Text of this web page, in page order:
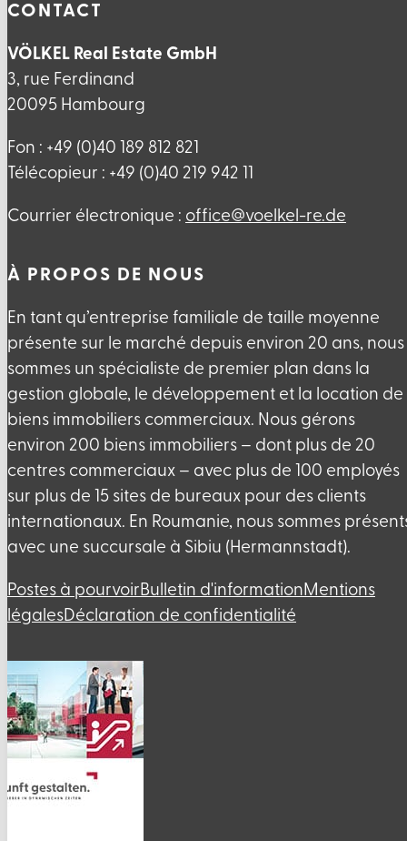
CONTACT
VÖLKEL Real Estate GmbH
3, rue Ferdinand
20095 Hambourg
Fon : +49 (0)40 189 812 821
Télécopieur : +49 (0)40 219 942 11
Courrier électronique : ed.er-lekleov@eciffo
À PROPOS DE NOUS
En tant qu’entreprise familiale de taille moyenne
présente sur le marché depuis environ 20 ans, nous
sommes un spécialiste de premier plan dans la
gestion globale, le développement et la location de
biens immobiliers commerciaux. Nous gérons
environ 200 biens immobiliers – dont plus de 20
centres commerciaux – avec plus de 100 employés
sur plus de 15 sites de bureaux pour des clients
internationaux. En Roumanie, nous sommes
avec une succursale à Sibiu (Hermannstadt).
Postes à pourvoirBulletin d'informationMentions
légalesDéclaration de confidentialité